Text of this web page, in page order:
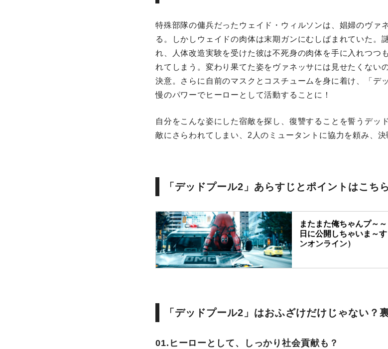
特殊部隊の傭兵だったウェイド・ウィルソンは、娼婦のヴァ
る。しかしウェイドの肉体は末期ガンにむしばまれていた。
れ、人体改造実験を受けた彼は不死身の肉体を手に入れつつ
れてしまう。変わり果てた姿をヴァネッサには見せたくない
決意。さらに自前のマスクとコスチュームを身に着け、「デ
慢のパワーでヒーローとして活動することに！
自分をこんな姿にした宿敵を探し、復讐することを誓うデッ
敵にさらわれてしまい、2人のミュータントに協力を頼み、決
「デッドプール2」あらすじとポイントはこち
またまた俺ちゃんプ～
日に公開しちゃいま～
ンオンライン）
帰ってきた“俺ちゃん”！さ
「デッドプール2」はおふざけだけじゃない？
01.ヒーローとして、しっかり社会貢献も？